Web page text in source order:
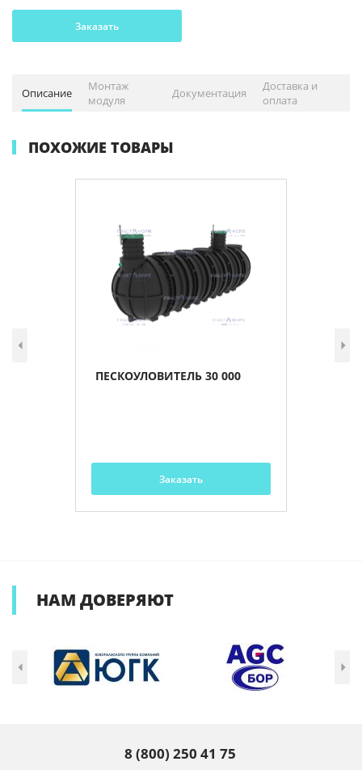
Заказать
Описание
Монтаж
модуля
Документация
Доставка и
оплата
ПОХОЖИЕ ТОВАРЫ
ПЕСКОУЛОВИТЕЛЬ 30 000
Заказать
НАМ ДОВЕРЯЮТ
8 (800) 250 41 75